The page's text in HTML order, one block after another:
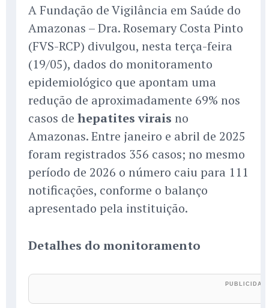
A Fundação de Vigilância em Saúde do
Amazonas – Dra. Rosemary Costa Pinto
(FVS-RCP) divulgou, nesta terça-feira
(19/05), dados do monitoramento
epidemiológico que apontam uma
redução de aproximadamente 69% nos
casos de hepatites virais no
Amazonas. Entre janeiro e abril de 2025
foram registrados 356 casos; no mesmo
período de 2026 o número caiu para 111
notificações, conforme o balanço
apresentado pela instituição.
Detalhes do monitoramento